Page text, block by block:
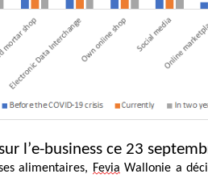
l’e-business ce 23
alimentaires, Fevia Wallonie a